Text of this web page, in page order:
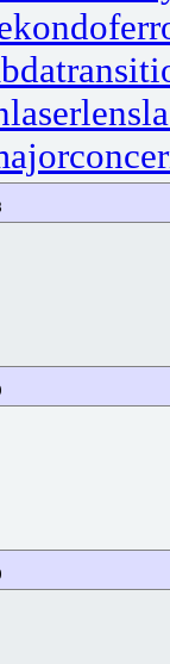
laserlens